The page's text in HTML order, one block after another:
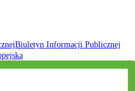
Biuletyn Informacji Publicznej